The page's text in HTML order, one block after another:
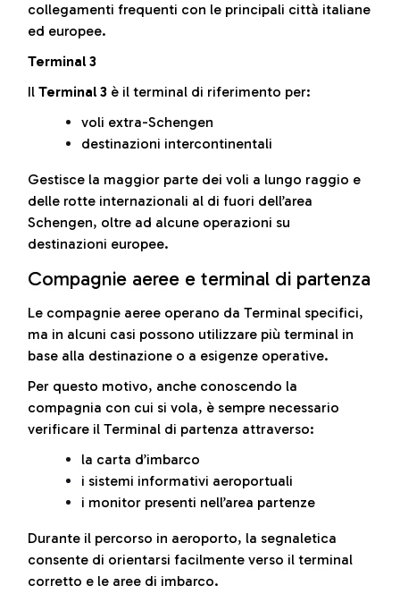
collegamenti frequenti con le principali città italiane
ed europee.
Terminal 3
Il Terminal 3 è il terminal di riferimento per:
voli extra-Schengen
destinazioni intercontinentali
Gestisce la maggior parte dei voli a lungo raggio e
delle rotte internazionali al di fuori dell’area
Schengen, oltre ad alcune operazioni su
destinazioni europee.
Compagnie aeree e terminal di partenza
Le compagnie aeree operano da Terminal specifici,
ma in alcuni casi possono utilizzare più terminal in
base alla destinazione o a esigenze operative.
Per questo motivo, anche conoscendo la
compagnia con cui si vola, è sempre necessario
verificare il Terminal di partenza attraverso:
la carta d’imbarco
i sistemi informativi aeroportuali
i monitor presenti nell’area partenze
Durante il percorso in aeroporto, la segnaletica
consente di orientarsi facilmente verso il terminal
corretto e le aree di imbarco.